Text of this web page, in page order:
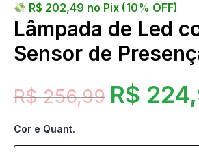
R$ 202,49 no Pix (10% OFF)
Lâmpada de Led
Sensor de
R$256,99 R$
Cor e Quant.